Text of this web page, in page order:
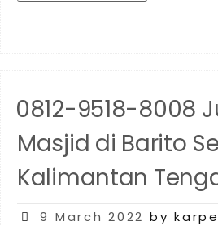
9518-
Barito
Utara
Kalimantan
Tengah”
0812-9518-8008
Masjid di Barito
Kalimantan
Posted
9 March 2022 by